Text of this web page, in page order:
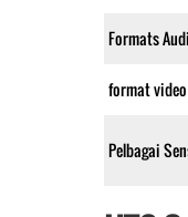
Formats
format video
Pelbagai